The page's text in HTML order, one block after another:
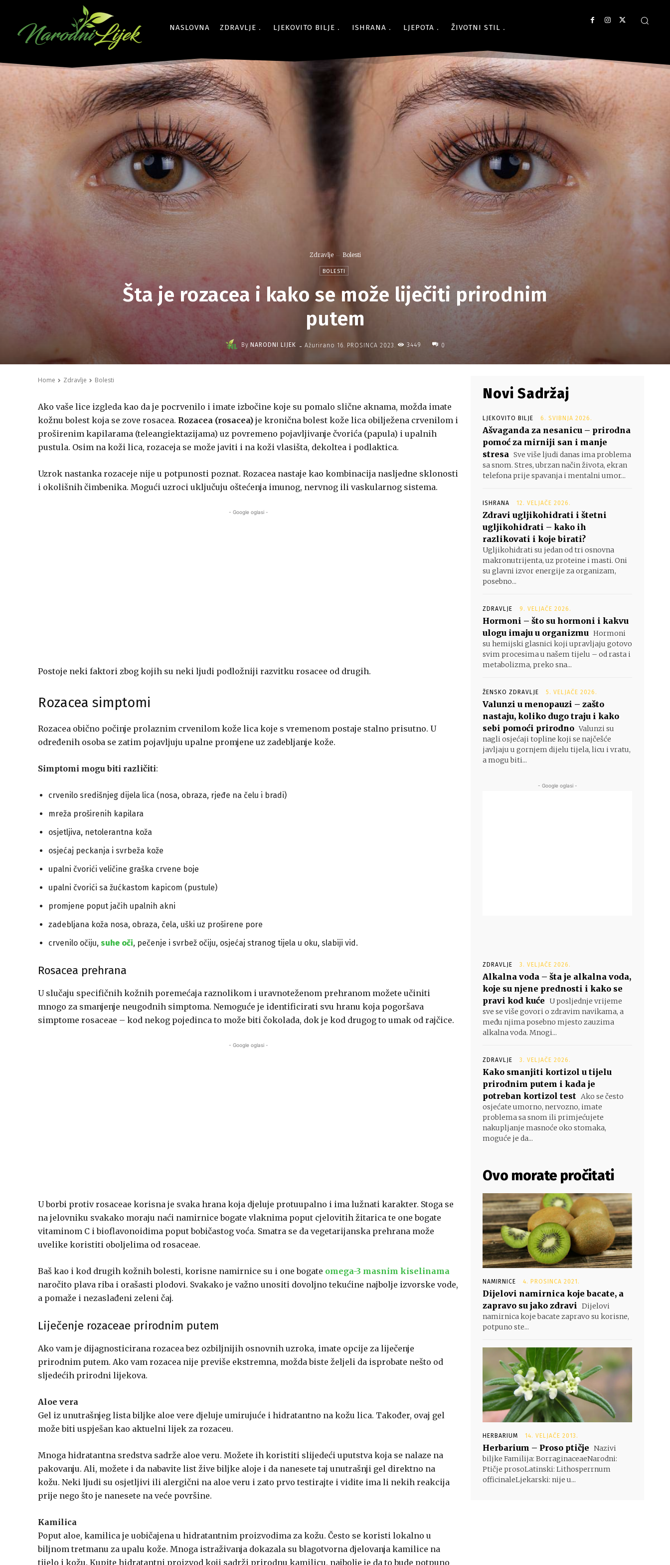
NASLOVNA ZDRAVLJE LJEKOVITO BILJE ISHRANA LJEPOTA ŽIVOTNI STIL
Zdravlje Bolesti
BOLESTI
Šta je rozacea i kako se može liječiti prirodnim
putem
By NARODNI LIJEK - Ažurirano 16. PROSINCA 2023. 3449 0
Home Zdravlje Bolesti
Ako vaše lice izgleda kao da je pocrvenilo i imate izbočine koje su pomalo slične aknama, možda imate
kožnu bolest koja se zove rosacea. Rozacea (rosacea) je kronična bolest kože lica obilježena crvenilom i
proširenim kapilarama (teleangiektazijama) uz povremeno pojavljivanje čvorića (papula) i upalnih
pustula. Osim na koži lica, rozaceja se može javiti i na koži vlasišta, dekoltea i podlaktica.
Uzrok nastanka rozaceje nije u potpunosti poznat. Rozacea nastaje kao kombinacija nasljedne sklonosti
i okolišnih čimbenika. Mogući uzroci uključuju oštećenja imunog, nervnog ili vaskularnog sistema.
- Google oglasi -
Postoje neki faktori zbog kojih su neki ljudi podložniji razvitku rosacee od drugih.
Rozacea simptomi
Rozacea obično počinje prolaznim crvenilom kože lica koje s vremenom postaje stalno prisutno. U
određenih osoba se zatim pojavljuju upalne promjene uz zadebljanje kože.
Simptomi mogu biti različiti:
crvenilo središnjeg dijela lica (nosa, obraza, rjeđe na čelu i bradi)
mreža proširenih kapilara
osjetljiva, netolerantna koža
osjećaj peckanja i svrbeža kože
upalni čvorići veličine graška crvene boje
upalni čvorići sa žućkastom kapicom (pustule)
promjene poput jačih upalnih akni
zadebljana koža nosa, obraza, čela, uški uz proširene pore
crvenilo očiju, suhe oči, pečenje i svrbež očiju, osjećaj stranog tijela u oku, slabiji vid.
Rosacea prehrana
U slučaju specifičnih kožnih poremećaja raznolikom i uravnoteženom prehranom možete učiniti
mnogo za smanjenje neugodnih simptoma. Nemoguće je identificirati svu hranu koja pogoršava
simptome rosaceae – kod nekog pojedinca to može biti čokolada, dok je kod drugog to umak od rajčice.
- Google oglasi -
U borbi protiv rosaceae korisna je svaka hrana koja djeluje protuupalno i ima lužnati karakter. Stoga se
na jelovniku svakako moraju naći namirnice bogate vlaknima poput cjelovitih žitarica te one bogate
vitaminom C i bioflavonoidima poput bobičastog voća. Smatra se da vegetarijanska prehrana može
uvelike koristiti oboljelima od rosaceae.
Baš kao i kod drugih kožnih bolesti, korisne namirnice su i one bogate omega-3 masnim kiselinama
naročito plava riba i orašasti plodovi. Svakako je važno unositi dovoljno tekućine najbolje izvorske vode,
a pomaže i nezaslađeni zeleni čaj.
Liječenje rozaceae prirodnim putem
Ako vam je dijagnosticirana rozacea bez ozbiljnijih osnovnih uzroka, imate opcije za liječenje
prirodnim putem. Ako vam rozacea nije previše ekstremna, možda biste željeli da isprobate nešto od
sljedećih prirodni lijekova.
Aloe vera
Gel iz unutrašnjeg lista biljke aloe vere djeluje umirujuće i hidratantno na kožu lica. Također, ovaj gel
može biti uspješan kao aktuelni lijek za rozaceu.
Mnoga hidratantna sredstva sadrže aloe veru. Možete ih koristiti slijedeći uputstva koja se nalaze na
pakovanju. Ali, možete i da nabavite list žive biljke aloje i da nanesete taj unutrašnji gel direktno na
kožu. Neki ljudi su osjetljivi ili alergični na aloe veru i zato prvo testirajte i vidite ima li nekih reakcija
prije nego što je nanesete na veće površine.
Kamilica
Poput aloe, kamilica je uobičajena u hidratantnim proizvodima za kožu. Često se koristi lokalno u
biljnom tretmanu za upalu kože. Mnoga istraživanja dokazala su blagotvorna djelovanja kamilice na
tijelo i kožu. Kupite hidratantni proizvod koji sadrži prirodnu kamilicu, najbolje je da to bude potpuno
Novi Sadržaj
LJEKOVITO BILJE 6. SVIBNJA 2026.
Ašvaganda za nesanicu – prirodna
pomoć za mirniji san i manje
stresa Sve više ljudi danas ima problema
sa snom. Stres, ubrzan način života, ekran
telefona prije spavanja i mentalni umor...
ISHRANA 12. VELJAČE 2026.
Zdravi ugljikohidrati i štetni
ugljikohidrati – kako ih
razlikovati i koje birati?
Ugljikohidrati su jedan od tri osnovna
makronutrijenta, uz proteine i masti. Oni
su glavni izvor energije za organizam,
posebno...
ZDRAVLJE 9. VELJAČE 2026.
Hormoni – što su hormoni i kakvu
ulogu imaju u organizmu Hormoni
su hemijski glasnici koji upravljaju gotovo
svim procesima u našem tijelu – od rasta i
metabolizma, preko sna...
ŽENSKO ZDRAVLJE 5. VELJAČE 2026.
Valunzi u menopauzi – zašto
nastaju, koliko dugo traju i kako
sebi pomoći prirodno Valunzi su
nagli osjećaji topline koji se najčešće
javljaju u gornjem dijelu tijela, licu i vratu,
a mogu biti...
- Google oglasi -
ZDRAVLJE 3. VELJAČE 2026.
Alkalna voda – šta je alkalna voda,
koje su njene prednosti i kako se
pravi kod kuće U posljednje vrijeme
sve se više govori o zdravim navikama, a
među njima posebno mjesto zauzima
alkalna voda. Mnogi...
ZDRAVLJE 3. VELJAČE 2026.
Kako smanjiti kortizol u tijelu
prirodnim putem i kada je
potreban kortizol test Ako se često
osjećate umorno, nervozno, imate
problema sa snom ili primjećujete
nakupljanje masnoće oko stomaka,
moguće je da...
Ovo morate pročitati
NAMIRNICE 4. PROSINCA 2021.
Dijelovi namirnica koje bacate, a
zapravo su jako zdravi Dijelovi
namirnica koje bacate zapravo su korisne,
potpuno ste...
HERBARIUM 14. VELJAČE 2013.
Herbarium – Proso ptičje Nazivi
biljke Familija: BorraginaceaeNarodni:
Ptičje prosoLatinski: Lithosperrnum
officinaleLjekarski: nije u...